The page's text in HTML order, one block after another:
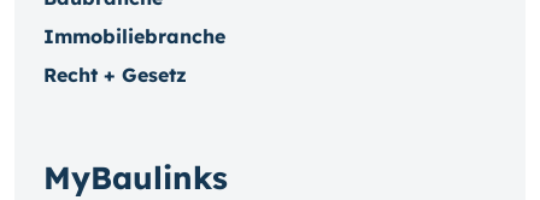
Immobiliebranche
Recht + Gesetz
MyBaulinks